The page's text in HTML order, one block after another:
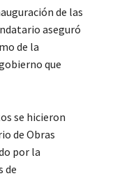
de las
aseguró
de la
que
se hicieron
de Obras
por la
de